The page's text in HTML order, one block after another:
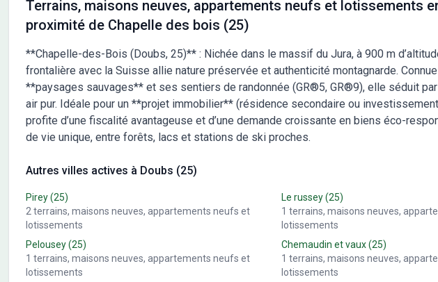
Terrains, maisons neuves, appartements neufs et lotissements
proximité de Chapelle des bois (25)
**Chapelle-des-Bois (Doubs, 25)** : Nichée dans le massif du Jura, à 900 m
frontalière avec la Suisse allie nature préservée et authenticité montagnarde.
**paysages sauvages** et ses sentiers de randonnée (GR®5, GR®9), elle séduit
air pur. Idéale pour un **projet immobilier** (résidence secondaire ou
profite d’une fiscalité avantageuse et d’une demande croissante en biens éco-
de vie unique, entre forêts, lacs et stations de ski proches.
Autres villes actives à Doubs (25)
Pirey(25)
2terrains, maisons neuves, appartements neufs et
lotissements
Le russey(25)
1 terrains, maisons neuves,
lotissements
Pelousey(25)
1 terrains, maisons neuves, appartements neufs et
lotissements
Chemaudin et vaux(25)
1 terrains, maisons neuves,
lotissements